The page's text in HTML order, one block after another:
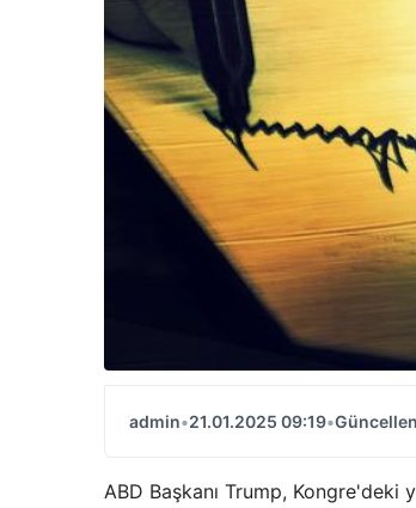
admin•21.01.2025 09:19•
ABD Başkanı Trump,